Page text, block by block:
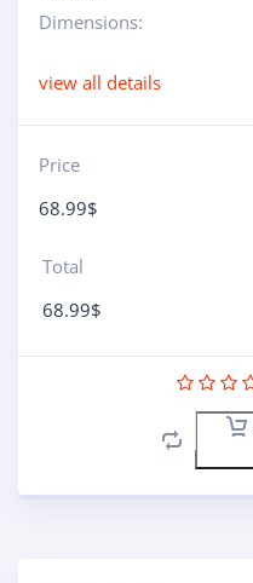
Dimensions:
view all details
Price
68.99$
Total
68.99$